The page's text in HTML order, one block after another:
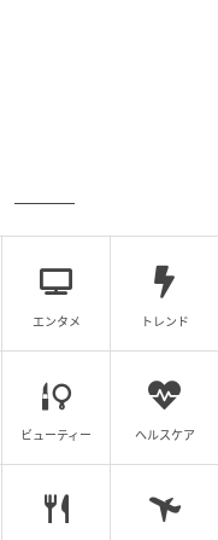
エンタメ トレンド
ビューティー ヘルスケア